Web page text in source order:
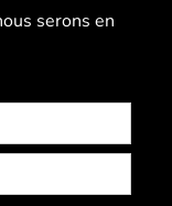
serons en